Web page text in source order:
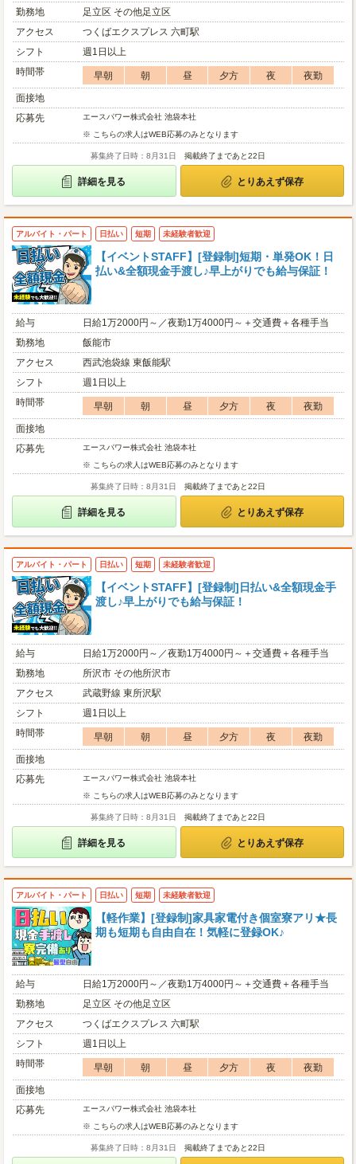
勤務地
足立区 その他足立区
アクセス
つくばエクスプレス 六町駅
シフト
週1日以上
時間帯
早朝 朝 昼 夕方 夜
夜勤
面接地
応募先
エースパワー株式会社 池袋本社
※ こちらの求人はWEB応募のみとなります
募集終了日時：8月31日 掲載終了まであと22日
詳細を見る とりあえず保存
アルバイト・パート 日払い 短期 未経験者歓迎
【イベントSTAFF】[登録制]短期・単発OK！日
払い&全額現金手渡し♪早上がりでも給与保証！
給与
日給1万2000円～／夜勤1万4000円～＋交通費＋各種手当
勤務地
飯能市
アクセス
西武池袋線 東飯能駅
シフト
週1日以上
時間帯
早朝 朝 昼 夕方 夜
夜勤
面接地
応募先
エースパワー株式会社 池袋本社
※ こちらの求人はWEB応募のみとなります
募集終了日時：8月31日 掲載終了まであと22日
詳細を見る とりあえず保存
アルバイト・パート 日払い 短期 未経験者歓迎
【イベントSTAFF】[登録制]日払い&全額現金手
渡し♪早上がりでも給与保証！
給与
日給1万2000円～／夜勤1万4000円～＋交通費＋各種手当
勤務地
所沢市 その他所沢市
アクセス
武蔵野線 東所沢駅
シフト
週1日以上
時間帯
早朝 朝 昼 夕方 夜
夜勤
面接地
応募先
エースパワー株式会社 池袋本社
※ こちらの求人はWEB応募のみとなります
募集終了日時：8月31日 掲載終了まであと22日
詳細を見る とりあえず保存
アルバイト・パート 日払い 短期 未経験者歓迎
【軽作業】[登録制]家具家電付き個室寮アリ★長
期も短期も自由自在！気軽に登録OK♪
給与
日給1万2000円～／夜勤1万4000円～＋交通費＋各種手当
勤務地
足立区 その他足立区
アクセス
つくばエクスプレス 六町駅
シフト
週1日以上
時間帯
早朝 朝 昼 夕方 夜
夜勤
面接地
応募先
エースパワー株式会社 池袋本社
※ こちらの求人はWEB応募のみとなります
募集終了日時：8月31日 掲載終了まであと22日